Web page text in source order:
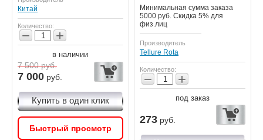
Китай
Количество:
− +
в наличии
7 500руб.
7 000 руб.
Купить в один клик
Быстрый просмотр
Минимальная сумма заказа
5000 руб. Скидка 5% для
физ.лиц
Производитель
Tellure Rota
Количество:
− +
под заказ
273 руб.